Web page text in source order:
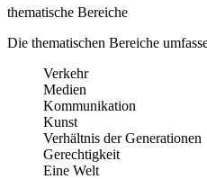
thematische Bereiche
Die thematischen Bereiche
Verkehr
Medien
Kommunikation
Kunst
Verhältnis der Generationen
Gerechtigkeit
Eine Welt